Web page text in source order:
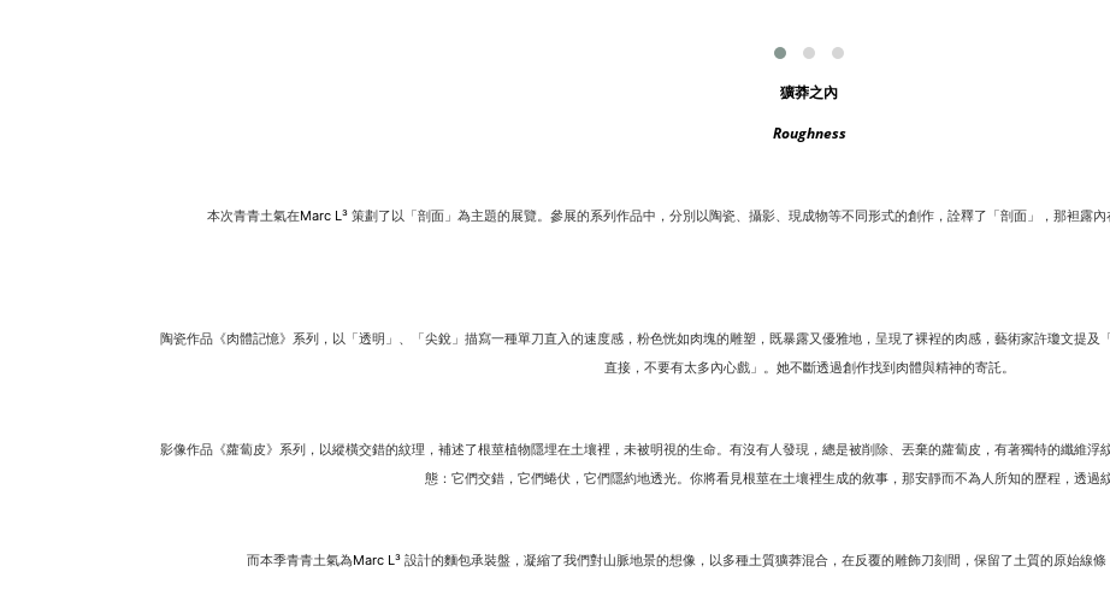
獷莽之內
Roughness
本次青青土氣在Marc L³ 策劃了以「剖面」為主題的展覽。參展的系列作品中，分別以陶瓷、攝影、現成物等不同形式的創作，詮釋了「剖面」，那袒露
陶瓷作品《肉體記憶》系列，以「透明」、「尖銳」描寫一種單刀直入的速度感，粉色恍如肉塊的雕塑，既暴露又優雅地，呈現了裸裎的肉感，藝術家許瓊文提及
直接，不要有太多內心戲」。她不斷透過創作找到肉體與精神的寄託。
影像作品《蘿蔔皮》系列，以縱橫交錯的紋理，補述了根莖植物隱埋在土壤裡，未被明視的生命。有沒有人發現，總是被削除、丟棄的蘿蔔皮，有著獨特的纖維
態：它們交錯，它們蜷伏，它們隱約地透光。你將看見根莖在土壤裡生成的敘事，那安靜而不為人所知的歷程，透過紋
而本季青青土氣為Marc L³ 設計的麵包承裝盤，凝縮了我們對山脈地景的想像，以多種土質獷莽混合，在反覆的雕飾刀刻間，保留了土質的原始線條